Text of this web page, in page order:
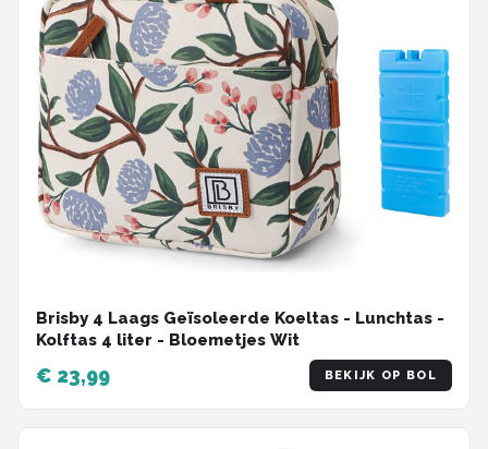
Brisby 4 Laags Geïsoleerde Koeltas - Lunchtas -
Kolftas 4 liter - Bloemetjes Wit
€ 23,99 BEKIJK OP BOL